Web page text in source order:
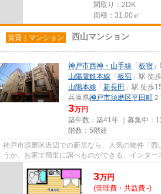
間取り：2DK
面積：31.00㎡
賃貸｜マンション 西山マンション
神戸市西神・山手線 「 板宿
山陽電鉄本線 「 板宿 」駅 徒
山陽本線 「 新長田 」駅 徒歩
兵庫県神戸市須磨区平田町
3万円
築年数：築41年 ｜募集中：
階数：5階建
神戸市須磨区近辺での新居なら、人気の物件「西
うか。お家で簡単に調べものができる、インタ
3万円
(管理費・共益費 -)